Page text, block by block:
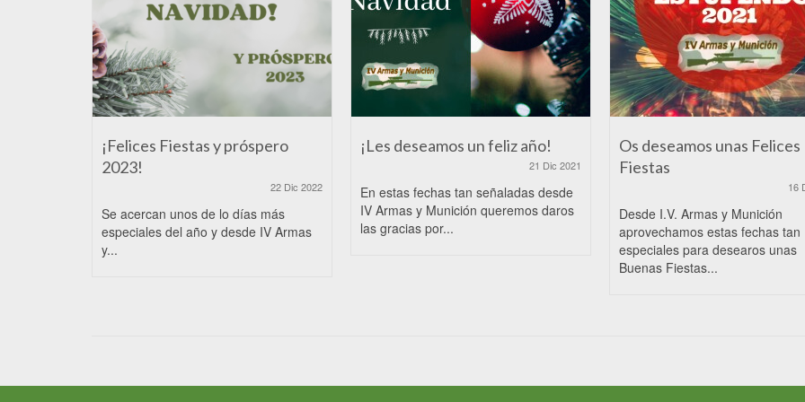
¡Felices Fiestas y próspero
2023!
22 Dic 2022
Se acercan unos de lo días más
especiales del año y desde IV Armas
y...
¡Les deseamos un feliz año!
21 Dic 2021
En estas fechas tan señaladas desde
IV Armas y Munición queremos daros
las gracias por...
Os deseamos unas Felices
Fiestas
16
Desde I.V. Armas y Munición
aprovechamos estas fechas tan
especiales para desearos unas
Buenas Fiestas...